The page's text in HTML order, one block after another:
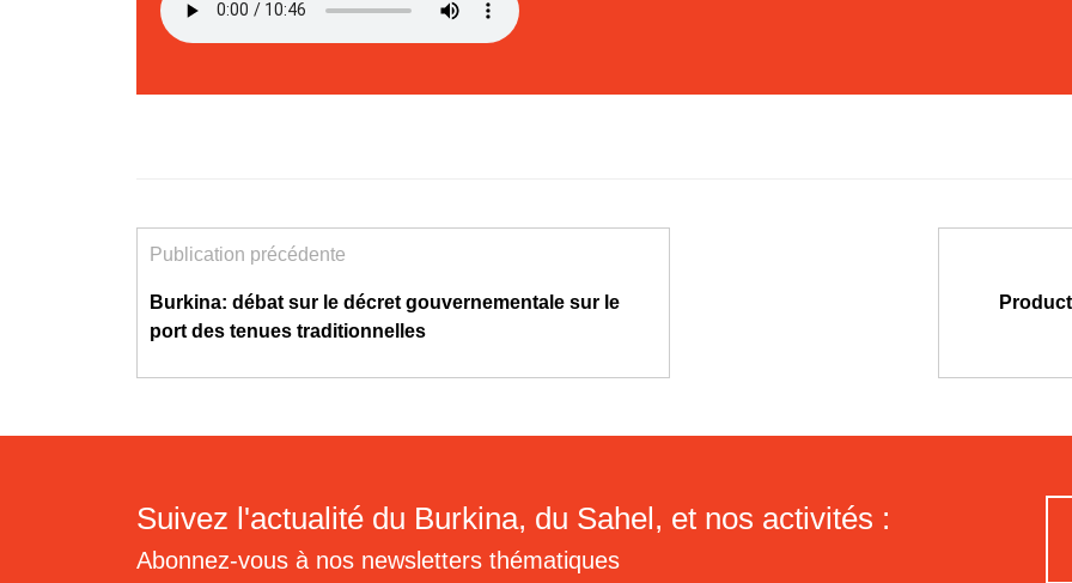
Publication précédente
Burkina: débat sur le décret gouvernementale sur le
port des tenues traditionnelles
Suivez l'actualité du Burkina, du Sahel, et nos activités :
Abonnez-vous à nos newsletters thématiques